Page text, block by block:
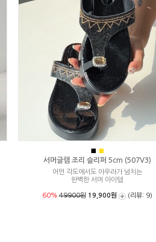
■ ■
서머글램 조리 슬리퍼 5cm (507V3)
어떤 각도에서도 아우라가 넘치는
완벽한 서머 아이템
60%49900원 19,900원 (리뷰: 9)